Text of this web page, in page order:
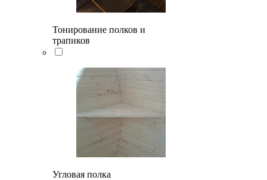
Тонирование полков и
трапиков
Угловая полка